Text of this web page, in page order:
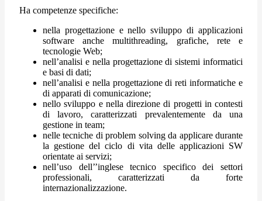
Ha competenze specifiche:
nella progettazione e nello sviluppo di applicazioni
software anche multithreading, grafiche, rete e
tecnologie Web;
nell’analisi e nella progettazione di sistemi informatici
e basi di dati;
nell’analisi e nella progettazione di reti informatiche e
di apparati di comunicazione;
nello sviluppo e nella direzione di progetti in contesti
di lavoro, caratterizzati prevalentemente da una
gestione in team;
nelle tecniche di problem solving da applicare durante
la gestione del ciclo di vita delle applicazioni SW
orientate ai servizi;
nell’uso dell’’inglese tecnico specifico dei settori
professionali, caratterizzati da forte
internazionalizzazione.